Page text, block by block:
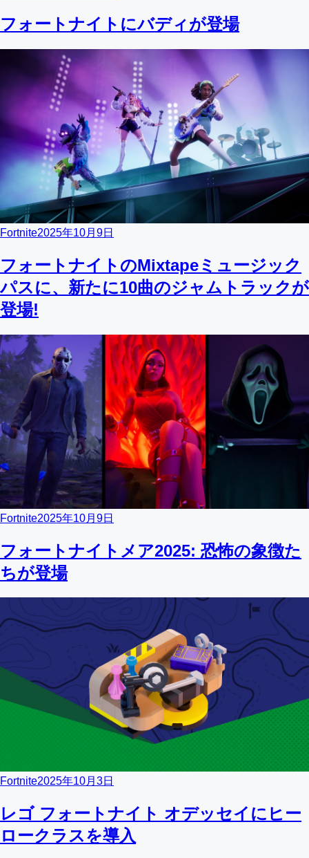
フォートナイトにバディが登場
Fortnite2025年10月9日
フォートナイトのMixtapeミュージック
パスに、新たに10曲のジャムトラックが
登場!
Fortnite2025年10月9日
フォートナイトメア2025: 恐怖の象徴た
ちが登場
Fortnite2025年10月3日
レゴ フォートナイト オデッセイにヒー
ロークラスを導入